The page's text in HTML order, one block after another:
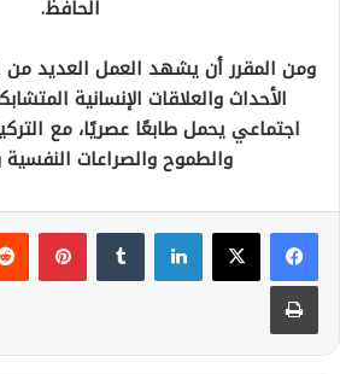
الحافظ.
ومن المقرر أن يشهد العمل العديد
الأحداث والعلاقات الإنسانية
اجتماعي يحمل طابعًا عصريًا، مع
والطموح والصراعات النفسية
لينكدإن
طباعة